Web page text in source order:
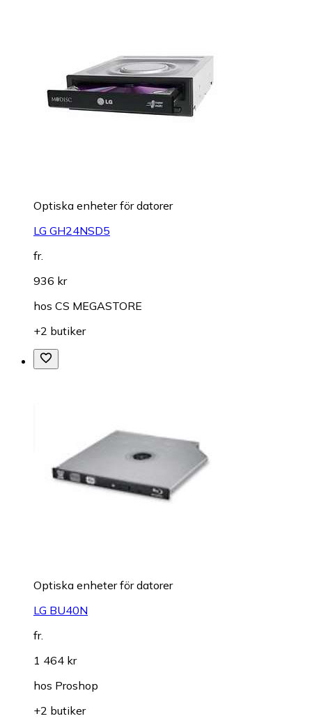
Optiska enheter för datorer
LG GH24NSD5
fr.
936 kr
hos CS MEGASTORE
+2 butiker
Optiska enheter för datorer
LG BU40N
fr.
1 464 kr
hos Proshop
+2 butiker